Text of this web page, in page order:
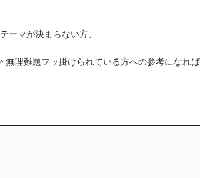
ーマが決まらない方、
無理難題フッ掛けられている方への参考になれ